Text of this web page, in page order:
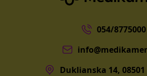
054/8775000
Duklianska 14,